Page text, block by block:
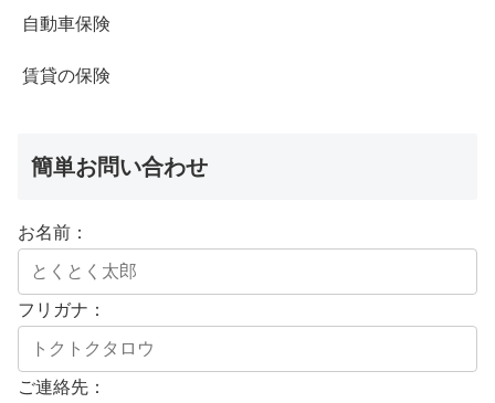
自動車保険
賃貸の保険
簡単お問い合わせ
お名前：
フリガナ：
ご連絡先：